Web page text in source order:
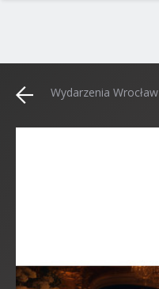
Wydarzenia Wrocław